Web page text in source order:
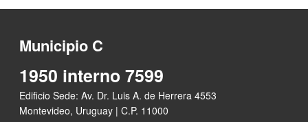
Municipio C
1950 interno 7599
Edificio Sede: Av. Dr. Luis A. de Herrera 4553
Montevideo, Uruguay | C.P. 11000